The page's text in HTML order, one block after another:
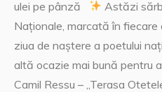
ulei pe pânză
Astăzi
Naționale, marcată în fiecare
ziua de naștere a poetului
altă ocazie mai bună pentru
Camil Ressu – „Terasa